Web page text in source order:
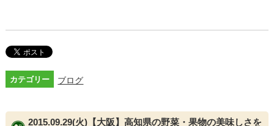
カテゴリー ブログ
2015.09.29(火)【大阪】高知県の野菜・果物の美味しさを